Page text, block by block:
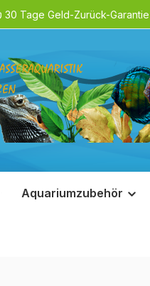
30 Tage Geld-Zurück-
Aquariumzubehör